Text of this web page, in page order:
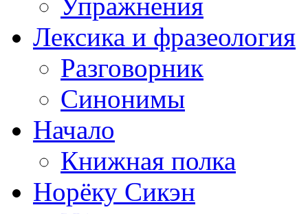
Лексика и фразеология
Разговорник
Синонимы
Начало
Книжная полка
Норёку Сикэн